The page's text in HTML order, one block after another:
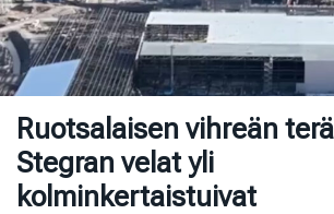
Ruotsalaisen vihreän
Stegran velat yli
kolminkertaistuivat